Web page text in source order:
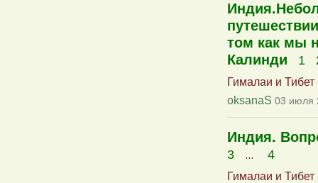
том как мы
Калинди
1
Гималаи и Тибет
oksanaS 03 июля
Индия.
3 ... 4
Гималаи и Тибет